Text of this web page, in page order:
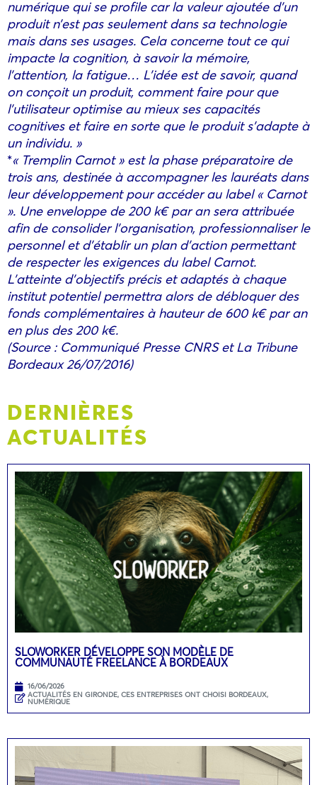
numérique qui se profile car la valeur ajoutée d’un
produit n’est pas seulement dans sa technologie
mais dans ses usages. Cela concerne tout ce qui
impacte la cognition, à savoir la mémoire,
l’attention, la fatigue… L’idée est de savoir, quand
on conçoit un produit, comment faire pour que
l’utilisateur optimise au mieux ses capacités
cognitives et faire en sorte que le produit s’adapte à
un individu. »
*« Tremplin Carnot » est la phase préparatoire de
trois ans, destinée à accompagner les lauréats dans
leur développement pour accéder au label « Carnot
». Une enveloppe de 200 k€ par an sera attribuée
afin de consolider l’organisation, professionnaliser le
personnel et d’établir un plan d’action permettant
de respecter les exigences du label Carnot.
L’atteinte d’objectifs précis et adaptés à chaque
institut potentiel permettra alors de débloquer des
fonds complémentaires à hauteur de 600 k€ par an
en plus des 200 k€.
(Source : Communiqué Presse CNRS et La Tribune
Bordeaux 26/07/2016)
DERNIÈRES
ACTUALITÉS
SLOWORKER DÉVELOPPE SON MODÈLE DE
COMMUNAUTÉ FREELANCE À BORDEAUX
16/06/2026
ACTUALITÉS EN GIRONDE, CES ENTREPRISES ONT CHOISI BORDEAUX,
NUMÉRIQUE